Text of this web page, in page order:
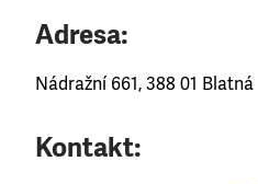
Adresa:
Nádražní 661, 388 01 Blatná
Kontakt: